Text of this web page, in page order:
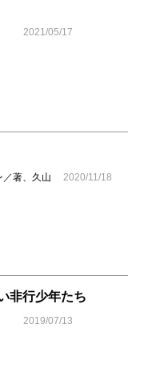
2021/05/17
／著、久山
2020/11/18
非行少年たち
2019/07/13